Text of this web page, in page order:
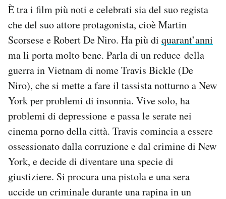
È tra i film più noti e celebrati sia del suo regista
che del suo attore protagonista, cioè Martin
Scorsese e Robert De Niro. Ha più di quarant’anni
ma li porta molto bene. Parla di un reduce della
guerra in Vietnam di nome Travis Bickle (De
Niro), che si mette a fare il tassista notturno a New
York per problemi di insonnia. Vive solo, ha
problemi di depressione e passa le serate nei
cinema porno della città. Travis comincia a essere
ossessionato dalla corruzione e dal crimine di New
York, e decide di diventare una specie di
giustiziere. Si procura una pistola e una sera
uccide un criminale durante una rapina in un